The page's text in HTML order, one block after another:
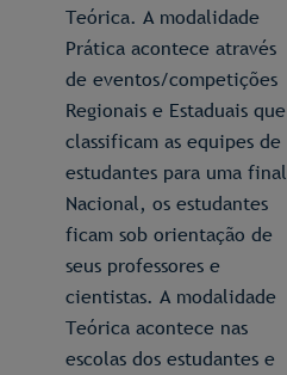
Teórica. A modalidade
Prática acontece através
de eventos/competições
Regionais e Estaduais que
classificam as equipes de
estudantes para uma final
Nacional, os estudantes
ficam sob orientação de
seus professores e
cientistas. A modalidade
Teórica acontece nas
escolas dos estudantes e